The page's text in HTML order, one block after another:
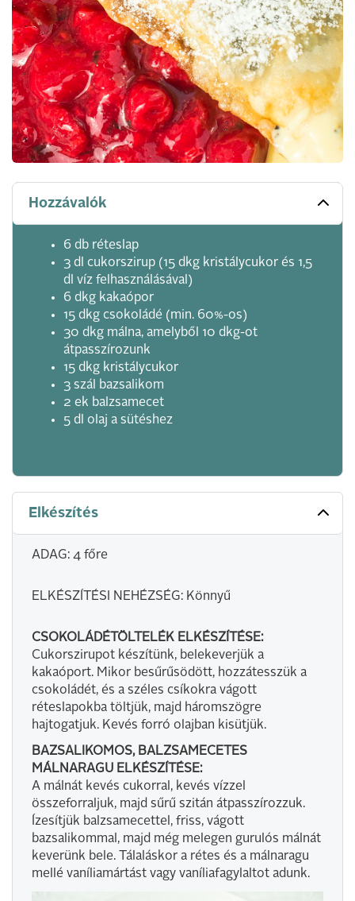
Hozzávalók
6 db réteslap
3 dl cukorszirup (15 dkg kristálycukor és 1,5
dl víz felhasználásával)
6 dkg kakaópor
15 dkg csokoládé (min. 60%-os)
30 dkg málna, amelyből 10 dkg-ot
átpasszírozunk
15 dkg kristálycukor
3 szál bazsalikom
2 ek balzsamecet
5 dl olaj a sütéshez
Elkészítés
ADAG: 4 főre
ELKÉSZÍTÉSI NEHÉZSÉG: Könnyű
CSOKOLÁDÉTÖLTELÉK ELKÉSZÍTÉSE:
Cukorszirupot készítünk, belekeverjük a
kakaóport. Mikor besűrűsödött, hozzátesszük a
csokoládét, és a széles csíkokra vágott
réteslapokba töltjük, majd háromszögre
hajtogatjuk. Kevés forró olajban kisütjük.
BAZSALIKOMOS, BALZSAMECETES
MÁLNARAGU ELKÉSZÍTÉSE:
A málnát kevés cukorral, kevés vízzel
összeforraljuk, majd sűrű szitán átpasszírozzuk.
Ízesítjük balzsamecettel, friss, vágott
bazsalikommal, majd még melegen gurulós málnát
keverünk bele. Tálaláskor a rétes és a málnaragu
mellé vaníliamártást vagy vaníliafagylaltot adunk.